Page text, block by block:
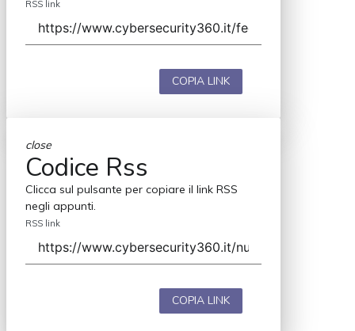
RSS link
COPIA LINK
close
Codice Rss
Clicca sul pulsante per copiare il link RSS
negli appunti.
RSS link
COPIA LINK